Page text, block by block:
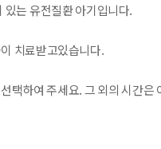
는 유전질환 아기입니다.
치료받고있습니다.
택하여 주세요. 그 외의 시간은